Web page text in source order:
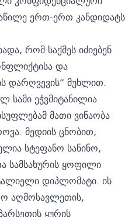
ერთ-ერთ კანდიდატს
რომ საქმეს იძიებენ
და
დარღვევის“ მუხლით.
სამი ეჭვმიტანილია
მათი ვინაობა
მედიის ცნობით,
სტეფანო სანინო,
სამსახურის ყოფილი
დიპლომატი. ის
აღმოსავლეთის,
ყურის